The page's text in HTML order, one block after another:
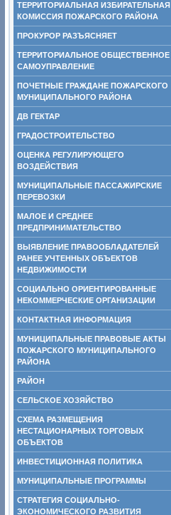
ТЕРРИТОРИАЛЬНАЯ ИЗБИРАТЕЛЬНАЯ
КОМИССИЯ ПОЖАРСКОГО РАЙОНА
ПРОКУРОР РАЗЪЯСНЯЕТ
ТЕРРИТОРИАЛЬНОЕ ОБЩЕСТВЕННОЕ
САМОУПРАВЛЕНИЕ
ПОЧЕТНЫЕ ГРАЖДАНЕ ПОЖАРСКОГО
МУНИЦИПАЛЬНОГО РАЙОНА
ДВ ГЕКТАР
ГРАДОСТРОИТЕЛЬСТВО
ОЦЕНКА РЕГУЛИРУЮЩЕГО
ВОЗДЕЙСТВИЯ
МУНИЦИПАЛЬНЫЕ ПАССАЖИРСКИЕ
ПЕРЕВОЗКИ
МАЛОЕ И СРЕДНЕЕ
ПРЕДПРИНИМАТЕЛЬСТВО
ВЫЯВЛЕНИЕ ПРАВООБЛАДАТЕЛЕЙ
РАНЕЕ УЧТЕННЫХ ОБЪЕКТОВ
НЕДВИЖИМОСТИ
СОЦИАЛЬНО ОРИЕНТИРОВАННЫЕ
НЕКОММЕРЧЕСКИЕ ОРГАНИЗАЦИИ
КОНТАКТНАЯ ИНФОРМАЦИЯ
МУНИЦИПАЛЬНЫЕ ПРАВОВЫЕ АКТЫ
ПОЖАРСКОГО МУНИЦИПАЛЬНОГО
РАЙОНА
РАЙОН
СЕЛЬСКОЕ ХОЗЯЙСТВО
СХЕМА РАЗМЕЩЕНИЯ
НЕСТАЦИОНАРНЫХ ТОРГОВЫХ
ОБЪЕКТОВ
ИНВЕСТИЦИОННАЯ ПОЛИТИКА
МУНИЦИПАЛЬНЫЕ ПРОГРАММЫ
СТРАТЕГИЯ СОЦИАЛЬНО-
ЭКОНОМИЧЕСКОГО РАЗВИТИЯ